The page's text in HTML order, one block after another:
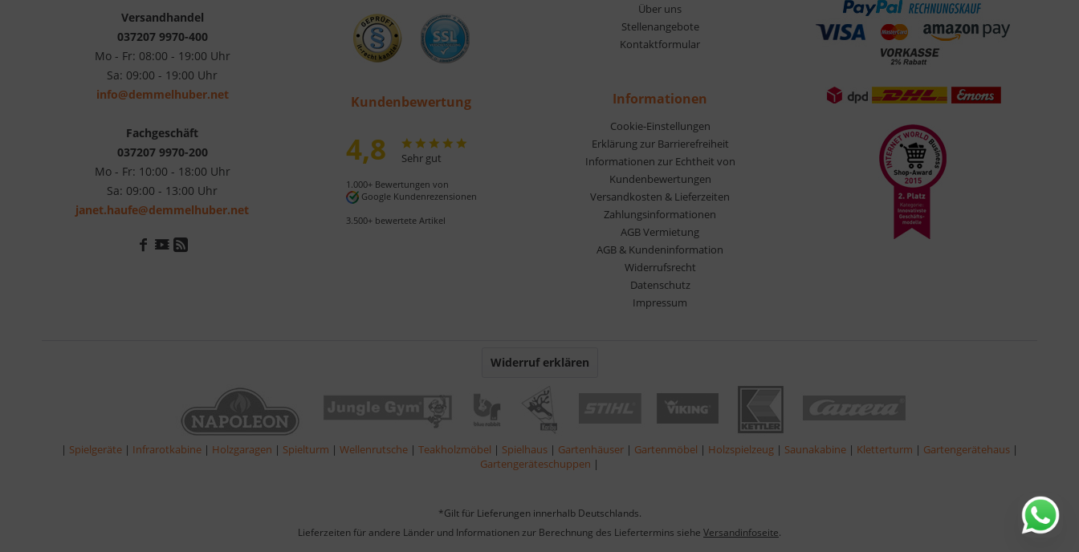
Versandhandel
037207 9970-400
Mo - Fr: 08:00 - 19:00 Uhr
Sa: 09:00 - 19:00 Uhr
info@demmelhuber.net
Fachgeschäft
037207 9970-200
Mo - Fr: 10:00 - 18:00 Uhr
Sa: 09:00 - 13:00 Uhr
janet.haufe@demmelhuber.net
Kundenbewertung
4,8 Sehr gut
1.000+ Bewertungen von
Google Kundenrezensionen
3.500+ bewertete Artikel
Über uns
Stellenangebote
Kontaktformular
Informationen
Cookie-Einstellungen
Erklärung zur Barrierefreiheit
Informationen zur Echtheit von
Kundenbewertungen
Versandkosten & Lieferzeiten
Zahlungsinformationen
AGB Vermietung
AGB & Kundeninformation
Widerrufsrecht
Datenschutz
Impressum
Widerruf erklären
| Spielgeräte | Infrarotkabine | Holzgaragen | Spielturm | Wellenrutsche | Teakholzmöbel | Spielhaus | Gartenhäuser | Gartenmöbel | Holzspielzeug | Saunakabine | Kletterturm | Gartengerätehaus |
Gartengeräteschuppen |
*Gilt für Lieferungen innerhalb Deutschlands.
Lieferzeiten für andere Länder und Informationen zur Berechnung des Liefertermins siehe Versandinfoseite.